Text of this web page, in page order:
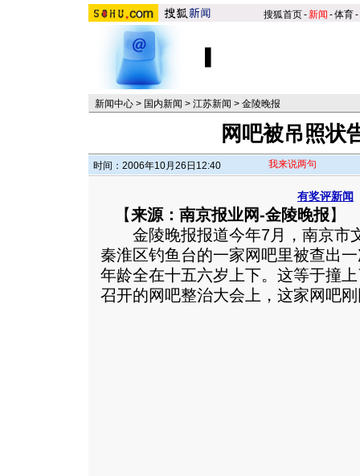
搜狐首页-新闻 -体育-
新闻中心 > 国内新闻 > 江苏新闻 > 金陵晚报
网吧被吊照状
时间：2006年10月26日12:40 我来说两句
有奖评新闻
【来源：南京报业网-金陵晚报】
金陵晚报报道今年7月，南京市
秦淮区钓鱼台的一家网吧里被查出
年龄全在十五六岁上下。这等于撞
召开的网吧整治大会上，这家网吧